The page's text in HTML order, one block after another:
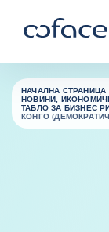
Обратно към
НАЧАЛНА СТРАНИЦА
НОВИНИ,
ТАБЛО ЗА БИЗНЕС
КОНГО